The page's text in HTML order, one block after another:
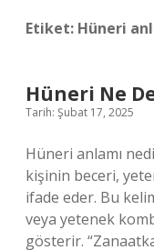
Etiket: Hüneri
Hüneri Ne
Tarih: Şubat 17, 2025
Hüneri anlamı
kişinin beceri,
ifade eder. Bu
veya yetenek
gösterir.